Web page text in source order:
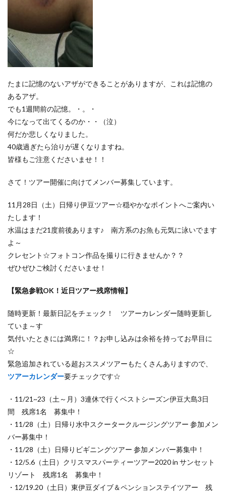
たまに記憶のないアザができることがありますが、これは記憶の
あるアザ。
でも1週間前の記憶。・。・
今になって出てくるのか・・（泣）
何だか悲しくなりました。
40歳過ぎたら治りが遅くなりますね。
皆様もご注意くださいませ！！
さて！ツアー開催に向けてメンバー募集しています。
11月28日（土）日帰り伊豆ツアー☆穏やかなポイントへご案内い
たします！
水温はまだ21度前後あります♪ 南方系のお魚も元気に泳いでます
よ～
クレセント☆フォトコン作品を撮りに行きませんか？？
ぜひぜひご検討くださいませ！
【緊急参戦OK！近日ツアー残席情報】
随時更新！最新日記をチェック！ ツアーカレンダー随時更新し
ていま～す
気付いたときには満席に！？お申し込みは余裕を持ってお早目に
☆
緊急追加されている超おススメツアーもたくさんありますので、
ツアーカレンダー要チェックです☆
・11/21~23（土～月）3連休で行くベストシーズン伊豆大島3日
間 残席1名 募集中！
・11/28（土）日帰り水中スクータークルージングツアー 参加メン
バー募集中！
・11/28（土）日帰りビギニングツアー 参加メンバー募集中！
・12/5.6（土日）クリスマスパーティーツアー2020 in サンセット
リゾート 残席1名 募集中！
・12/19.20（土日）東伊豆ダイブ＆ペンションステイツアー 残